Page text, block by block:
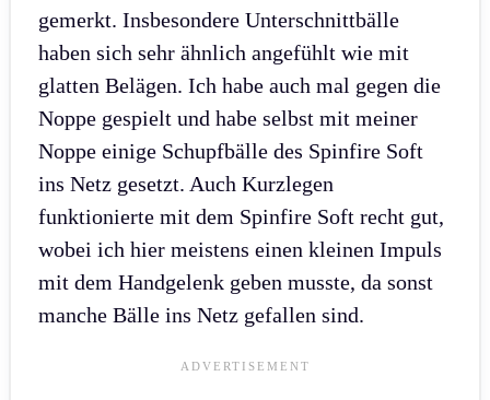
gemerkt. Insbesondere Unterschnittbälle
haben sich sehr ähnlich angefühlt wie mit
glatten Belägen. Ich habe auch mal gegen die
Noppe gespielt und habe selbst mit meiner
Noppe einige Schupfbälle des Spinfire Soft
ins Netz gesetzt. Auch Kurzlegen
funktionierte mit dem Spinfire Soft recht gut,
wobei ich hier meistens einen kleinen Impuls
mit dem Handgelenk geben musste, da sonst
manche Bälle ins Netz gefallen sind.